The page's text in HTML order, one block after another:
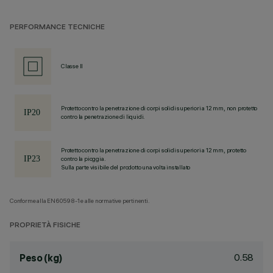
PERFORMANCE TECNICHE
Classe II
Protetto contro la penetrazione di corpi solidi superiori a 12 mm, non protetto
contro la penetrazione di liquidi.
Protetto contro la penetrazione di corpi solidi superiori a 12 mm, protetto
contro la pioggia.
Sulla parte visibile del prodotto una volta installato
Conforme alla EN60598-1 e alle normative pertinenti.
PROPRIETÀ FISICHE
Peso (kg) 0.58